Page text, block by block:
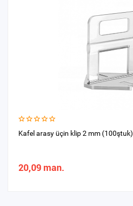
Kafel arasy üçin klip 2 mm (100ştuk)
20,09 man.